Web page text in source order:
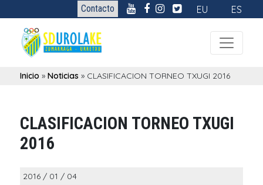
Contacto EU ES
Inicio »Noticias » CLASIFICACION TORNEO TXUGI 2016
CLASIFICACION TORNEO TXUGI
2016
2016 / 01 / 04